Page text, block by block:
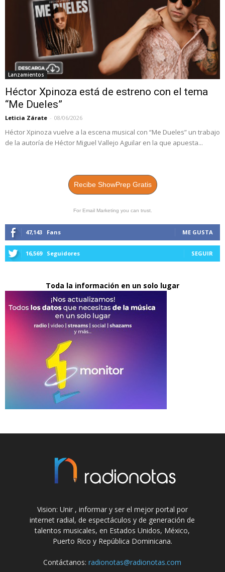
Lanzamientos
Héctor Xpinoza está de estreno con el tema
“Me Dueles”
Leticia Zárate - 08/06/2026
Héctor Xpinoza vuelve a la escena musical con “Me Dueles” un trabajo
de la autoría de Héctor Miguel Vallejo Aguilar en la que apuesta...
Recibe ShowPrep Gratis
For Email Marketing you can trust.
47,143 Fans ME GUSTA
16,569 Seguidores SEGUIR
Toda la información en un solo lugar
Vision: Unir , informar y ser el mejor portal por
internet radial, de espectáculos y de generación de
talentos musicales, en Estados Unidos, México,
Puerto Rico y República Dominicana.
Contáctanos:radionotas@radionotas.com